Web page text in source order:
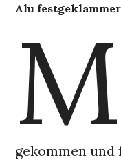
Alu
M
gekommen